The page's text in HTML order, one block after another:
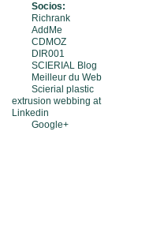
Socios:
Richrank
AddMe
CDMOZ
DIR001
SCIERIAL Blog
Meilleur du Web
Scierial plastic
extrusion webbing at
Linkedin
Google+